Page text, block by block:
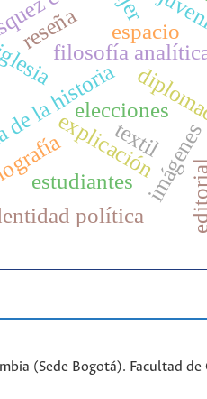
reseñafilosofía
la historia
explicación
cobo
imágenes
elecciones
estudiantes
política
espacio
textil
(Sede Bogotá). Facultad de